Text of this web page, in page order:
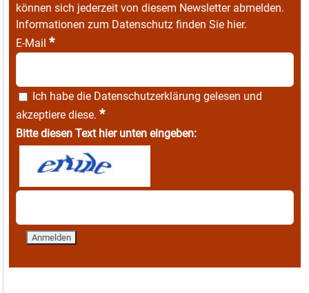
können sich jederzeit von diesem Newsletter abmelden.
Informationen zum Datenschutz finden Sie hier.
E-Mail *
Ich habe die Datenschutzerklärung gelesen und
akzeptiere diese. *
Bitte diesen Text hier unten eingeben: